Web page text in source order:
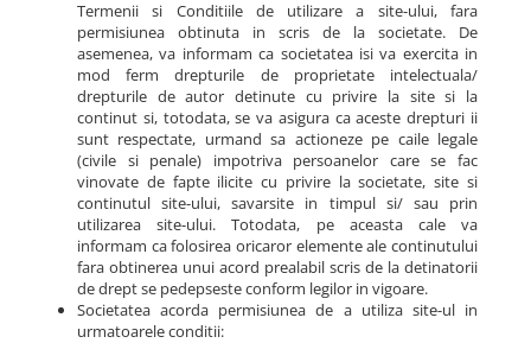
Termenii si Conditiile de utilizare a site-ului, fara
permisiunea obtinuta in scris de la societate. De
asemenea, va informam ca societatea isi va exercita in
mod ferm drepturile de proprietate intelectuala/
drepturile de autor detinute cu privire la site si la
continut si, totodata, se va asigura ca aceste drepturi ii
sunt respectate, urmand sa actioneze pe caile legale
(civile si penale) impotriva persoanelor care se fac
vinovate de fapte ilicite cu privire la societate, site si
continutul site-ului, savarsite in timpul si/ sau prin
utilizarea site-ului. Totodata, pe aceasta cale va
informam ca folosirea oricaror elemente ale continutului
fara obtinerea unui acord prealabil scris de la detinatorii
de drept se pedepseste conform legilor in vigoare.
Societatea acorda permisiunea de a utiliza site-ul in
urmatoarele conditii: